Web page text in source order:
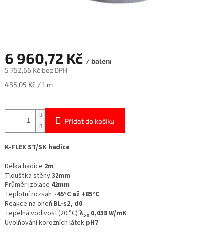
6 960,72 Kč / balení
5 752,66 Kč bez DPH
Měrná
435,05 Kč / 1 m
Přidat do košíku
K-FLEX ST/SK hadice
Délka hadice 2m
Tloušťka stěny32mm
Průměr izolace 42mm
Teplotní rozsah -45°C až +85°C
Reakce na oheň BL-s2, d0
Tepelná vodivost (20 °C) λ50 0,038 W/mK
Uvolňování korozních látek pH7